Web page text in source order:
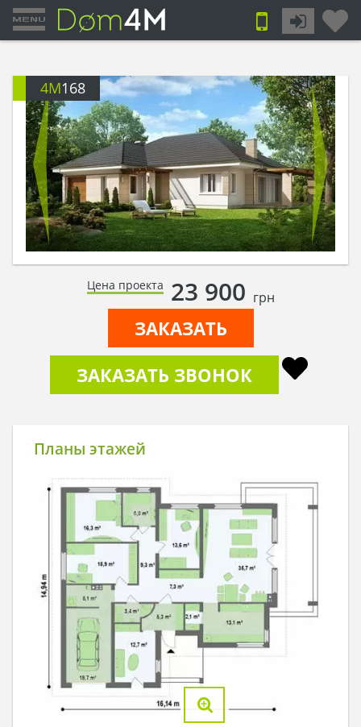
4M168
Цена проекта 23 900 грн
ЗАКАЗАТЬ
ЗАКАЗАТЬ ЗВОНОК
Планы этажей